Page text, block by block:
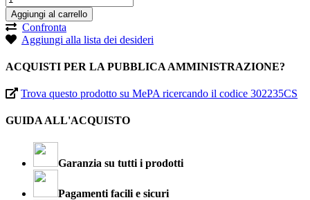
Aggiungi al carrello
Confronta
Aggiungi alla lista dei desideri
ACQUISTI PER LA PUBBLICA AMMINISTRAZIONE?
Trova questo prodotto su MePA ricercando il codice 302235CS
GUIDA ALL'ACQUISTO
Garanzia su tutti i prodotti
Pagamenti facili e sicuri